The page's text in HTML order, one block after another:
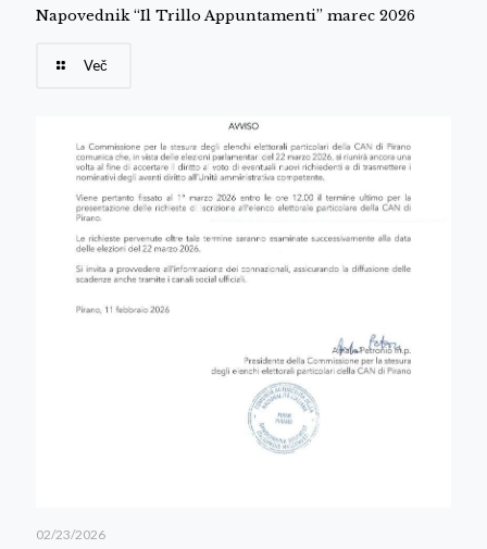
Napovednik “Il Trillo Appuntamenti” marec 2026
Več
02/23/2026